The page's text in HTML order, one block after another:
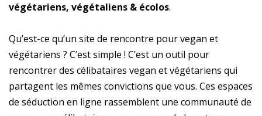
végétariens, végétaliens & écolos.
Qu’est-ce qu’un site de rencontre pour vegan et
végétariens ? C’est simple ! C’est un outil pour
rencontrer des célibataires vegan et végétariens qui
partagent les mêmes convictions que vous. Ces espaces
de séduction en ligne rassemblent une communauté de